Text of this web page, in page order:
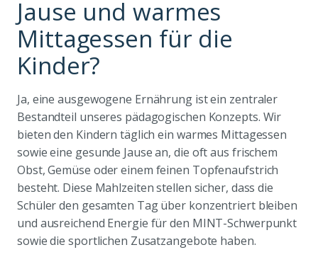
Jause und warmes
Mittagessen für die
Kinder?
Ja, eine ausgewogene Ernährung ist ein zentraler
Bestandteil unseres pädagogischen Konzepts. Wir
bieten den Kindern täglich ein warmes Mittagessen
sowie eine gesunde Jause an, die oft aus frischem
Obst, Gemüse oder einem feinen Topfenaufstrich
besteht. Diese Mahlzeiten stellen sicher, dass die
Schüler den gesamten Tag über konzentriert bleiben
und ausreichend Energie für den MINT-Schwerpunkt
sowie die sportlichen Zusatzangebote haben.